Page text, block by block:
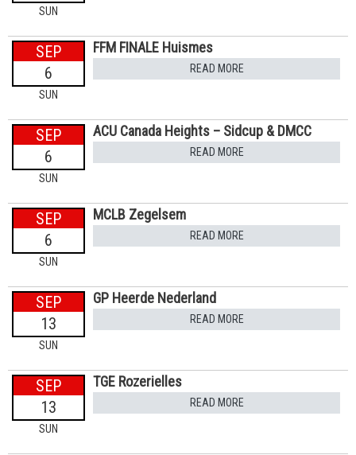
SUN
SEP
6
SUN
FFM FINALE Huismes
READ MORE
SEP
6
SUN
ACU Canada Heights – Sidcup & DMCC
READ MORE
SEP
6
SUN
MCLB Zegelsem
READ MORE
SEP
13
SUN
GP Heerde Nederland
READ MORE
SEP
13
SUN
TGE Rozerielles
READ MORE